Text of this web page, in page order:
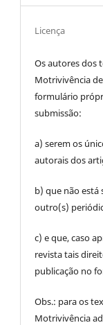
Licença
Os autores dos
Motrivivência
formulário
submissão:
a) serem os
autorais dos
b) que não está
outro(s)
c) e que, caso
revista tais
publicação no
Obs.: para os
Motrivivência